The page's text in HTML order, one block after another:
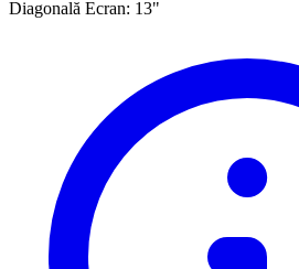
Diagonală Ecran: 13"